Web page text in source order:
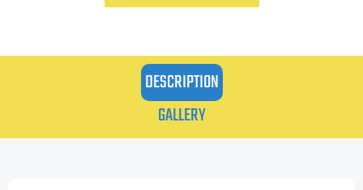
DESCRIPTION
GALLERY